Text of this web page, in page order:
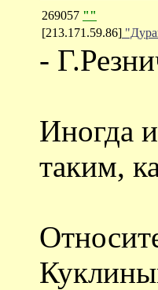
269057 ""
[213.171.59.86]
-
Иногда
таким,